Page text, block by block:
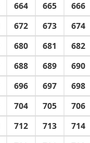
664 665 666
672 673 674
680 681 682
688 689 690
696 697 698
704 705 706
712 713 714